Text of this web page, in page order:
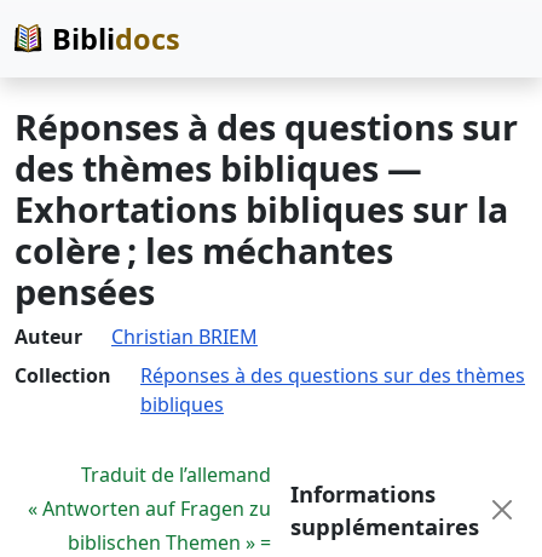
Biblidocs
Réponses à des questions sur
des thèmes bibliques —
Exhortations bibliques sur la
colère ; les méchantes
pensées
Auteur
Christian BRIEM
Collection
Réponses à des questions sur des thèmes
bibliques
Traduit de l’allemand
« Antworten auf Fragen zu
biblischen Themen » =
Informations
supplémentaires